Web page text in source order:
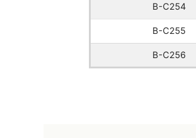
B-C254
B-C255
B-C256